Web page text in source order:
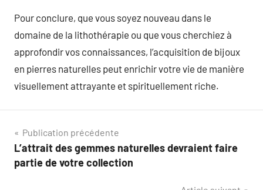
Pour conclure, que vous soyez nouveau dans le
domaine de la lithothérapie ou que vous cherchiez à
approfondir vos connaissances, l’acquisition de bijoux
en pierres naturelles peut enrichir votre vie de manière
visuellement attrayante et spirituellement riche.
Navigation
de
Publication précédente
L’attrait des gemmes naturelles devraient faire
partie de votre collection